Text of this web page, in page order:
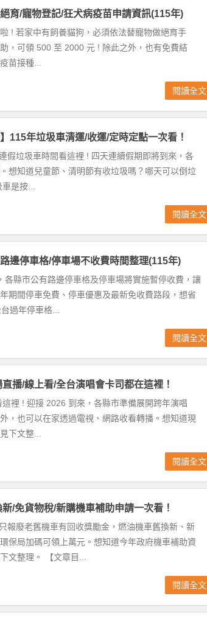
育/寵物登記/狂犬病疫苗申請資訊(115年)
! 若家中有飼養貓狗，必須依法替寵物做絕育手
，可領 500 至 2000 元 ! 除此之外，也有免費結
苗接種...
閱讀全文
115年垃圾車清運/收運/定時定點一次看！
假垃圾車時間看這裡 ! 四天連續假期即將到來，各
想知道兒童節、清明節有收垃圾嗎？哪天可以倒垃
是按...
閱讀全文
邊停車格/停車場不收費時間整理(115年)
各縣市公有路邊停車格及停車場將實施暫停收費，讓
期間停車免費、停車優惠及最新免收費路段，想省
過年停車格...
閱讀全文
播/線上看/全台演唱會卡司都在這裡！
裡 ! 迎接 2026 到來，各縣市準備展開跨年演唱
，也可以在家透過電視、網路收看轉播。想知道現
下文整...
閱讀全文
/免貨物稅/新購機車補助申請一次看！
報廢老舊機車有回收獎勵金，燃油機車舊換新、新
保局加碼可領上萬元。想知道今年政府機車補助資
文整理。 【文章目...
閱讀全文